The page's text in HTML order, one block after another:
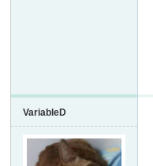
VariableD